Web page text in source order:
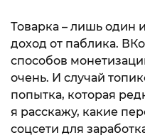
Товарка – лишь один
доход от паблика.
способов
очень. И случай
попытка, которая
я расскажу, какие
соцсети для